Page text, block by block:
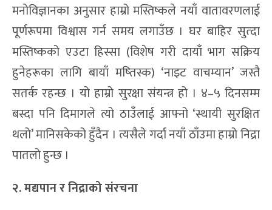
मनोविज्ञानका अनुसार हाम्रो मस्तिष्कले नयाँ वातावरणलाई
पूर्णरूपमा विश्वास गर्न समय लगाउँछ । घर बाहिर सुत्दा
मस्तिष्कको एउटा हिस्सा (विशेष गरी दायाँ भाग सक्रिय
हुनेहरूका लागि बायाँ मष्तिस्क) ‘नाइट वाचम्यान’ जस्तै
सतर्क रहन्छ । यो हाम्रो सुरक्षा संयन्त्र हो । ४–५ दिनसम्म
बस्दा पनि दिमागले त्यो ठाउँलाई आफ्नो ‘स्थायी सुरक्षित
थलो’ मानिसकेको हुँदैन । त्यसैले गर्दा नयाँ ठाँउमा हाम्रो निद्रा
पातलो हुन्छ ।
२. मद्यपान र निद्राको संरचना